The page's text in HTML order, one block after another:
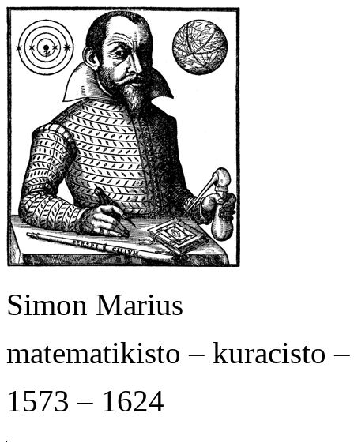
Simon Marius
matematikisto – kuracisto
1573 – 1624